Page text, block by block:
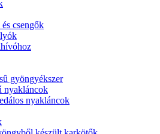
csengők
gyöngyékszer
nyakláncok
nyakláncok